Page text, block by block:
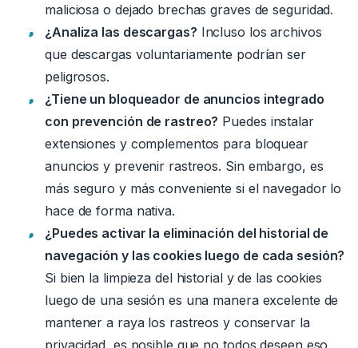
maliciosa o dejado brechas graves de seguridad.
¿Analiza las descargas? Incluso los archivos
que descargas voluntariamente podrían ser
peligrosos.
¿Tiene un bloqueador de anuncios integrado
con prevención de rastreo? Puedes instalar
extensiones y complementos para bloquear
anuncios y prevenir rastreos. Sin embargo, es
más seguro y más conveniente si el navegador lo
hace de forma nativa.
¿Puedes activar la eliminación del historial de
navegación y las cookies luego de cada sesión?
Si bien la limpieza del historial y de las cookies
luego de una sesión es una manera excelente de
mantener a raya los rastreos y conservar la
privacidad, es posible que no todos deseen eso